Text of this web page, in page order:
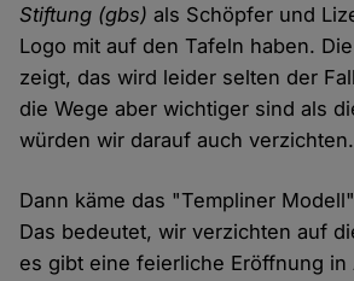
Stiftung (gbs) als Schöpfer und
Logo mit auf den Tafeln haben.
zeigt, das wird leider selten der
die Wege aber wichtiger sind als
würden wir darauf auch verzichten.
Dann käme das "Templiner
Das bedeutet, wir verzichten auf
es gibt eine feierliche Eröffnung in